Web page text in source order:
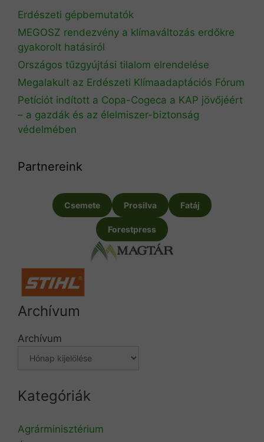
Erdészeti gépbemutatók
MEGOSZ rendezvény a klímaváltozás erdőkre
gyakorolt hatásiról
Országos tűzgyújtási tilalom elrendelése
Megalakult az Erdészeti Klímaadaptációs Fórum
Petíciót indított a Copa-Cogeca a KAP jövőjéért
– a gazdák és az élelmiszer-biztonság
védelmében
Partnereink
Csemete Prosilva Fatáj
Forestpress
Archívum
Archívum
Kategóriák
Agrárminisztérium